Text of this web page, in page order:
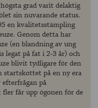
grad varit delaktig
sin nuvarande status.
en kvalitetsstämpling
Genom detta har
(en blandning av ung
legat på fat i 2-3 år) och
blivit tydligare för den
startskottet på en ny era
efterfrågan på
får upp ögonen för de